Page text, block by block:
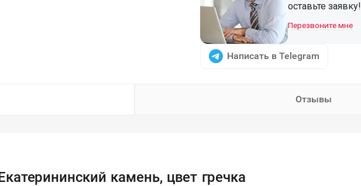
оставьте заявку!
Перезвоните мне
Написать в Telegram
Отзывы
камень, цвет гречка